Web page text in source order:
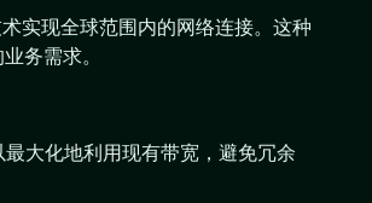
实现全球范围内的网络连接。这种
务需求。
大化地利用现有带宽，避免冗余